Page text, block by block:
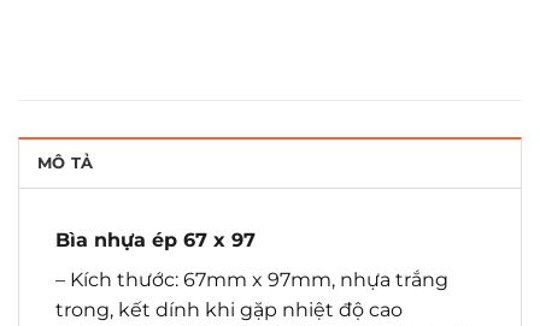
MÔ TẢ
Bìa nhựa ép 67 x 97
– Kích thước: 67mm x 97mm, nhựa trắng
trong, kết dính khi gặp nhiệt độ cao